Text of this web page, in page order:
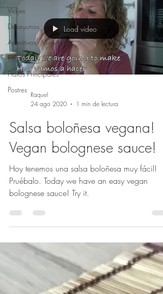
Viajes
Desayunos
Aperitivos/Meriendas
Ensaladas/Sopas
Platos Principales
Postres
Load video
Raquel
24 ago 2020
1 min de lectura
Salsa boloñesa vegana!
Vegan bolognese sauce!
Hoy tenemos una salsa boloñesa muy fácil!
Pruébalo. Today we have an easy vegan
bolognese sauce! Try it.